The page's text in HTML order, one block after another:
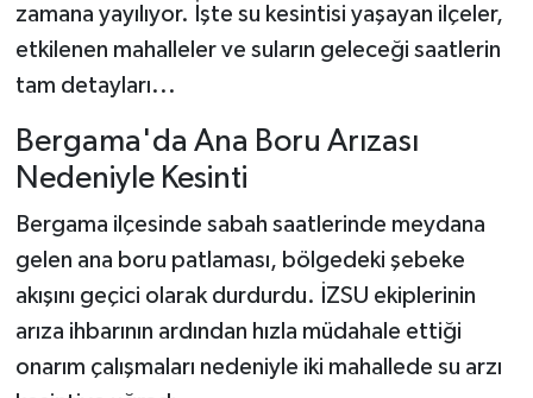
zamana yayılıyor. İşte su kesintisi yaşayan ilçeler,
etkilenen mahalleler ve suların geleceği saatlerin
tam detayları...
Bergama'da Ana Boru Arızası
Nedeniyle Kesinti
Bergama ilçesinde sabah saatlerinde meydana
gelen ana boru patlaması, bölgedeki şebeke
akışını geçici olarak durdurdu. İZSU ekiplerinin
arıza ihbarının ardından hızla müdahale ettiği
onarım çalışmaları nedeniyle iki mahallede su arzı